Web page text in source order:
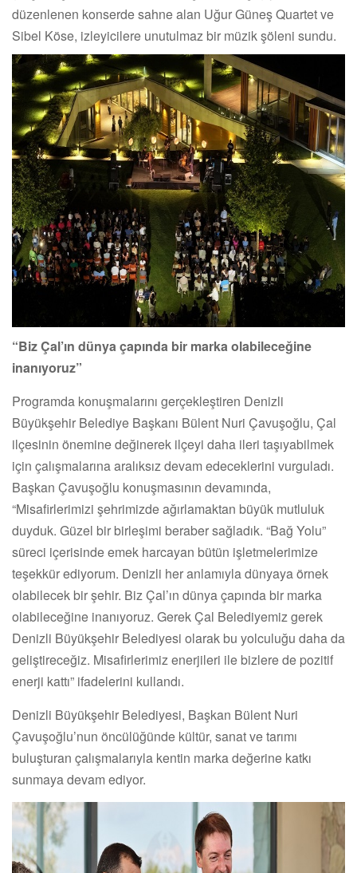
düzenlenen konserde sahne alan Uğur Güneş Quartet ve
Sibel Köse, izleyicilere unutulmaz bir müzik şöleni sundu.
“Biz Çal’ın dünya çapında bir marka olabileceğine
inanıyoruz”
Programda konuşmalarını gerçekleştiren Denizli
Büyükşehir Belediye Başkanı Bülent Nuri Çavuşoğlu, Çal
ilçesinin önemine değinerek ilçeyi daha ileri taşıyabilmek
için çalışmalarına aralıksız devam edeceklerini vurguladı.
Başkan Çavuşoğlu konuşmasının devamında,
“Misafirlerimizi şehrimizde ağırlamaktan büyük mutluluk
duyduk. Güzel bir birleşimi beraber sağladık. “Bağ Yolu”
süreci içerisinde emek harcayan bütün işletmelerimize
teşekkür ediyorum. Denizli her anlamıyla dünyaya örnek
olabilecek bir şehir. Biz Çal’ın dünya çapında bir marka
olabileceğine inanıyoruz. Gerek Çal Belediyemiz gerek
Denizli Büyükşehir Belediyesi olarak bu yolculuğu daha da
geliştireceğiz. Misafirlerimiz enerjileri ile bizlere de pozitif
enerji kattı” ifadelerini kullandı.
Denizli Büyükşehir Belediyesi, Başkan Bülent Nuri
Çavuşoğlu’nun öncülüğünde kültür, sanat ve tarımı
buluşturan çalışmalarıyla kentin marka değerine katkı
sunmaya devam ediyor.